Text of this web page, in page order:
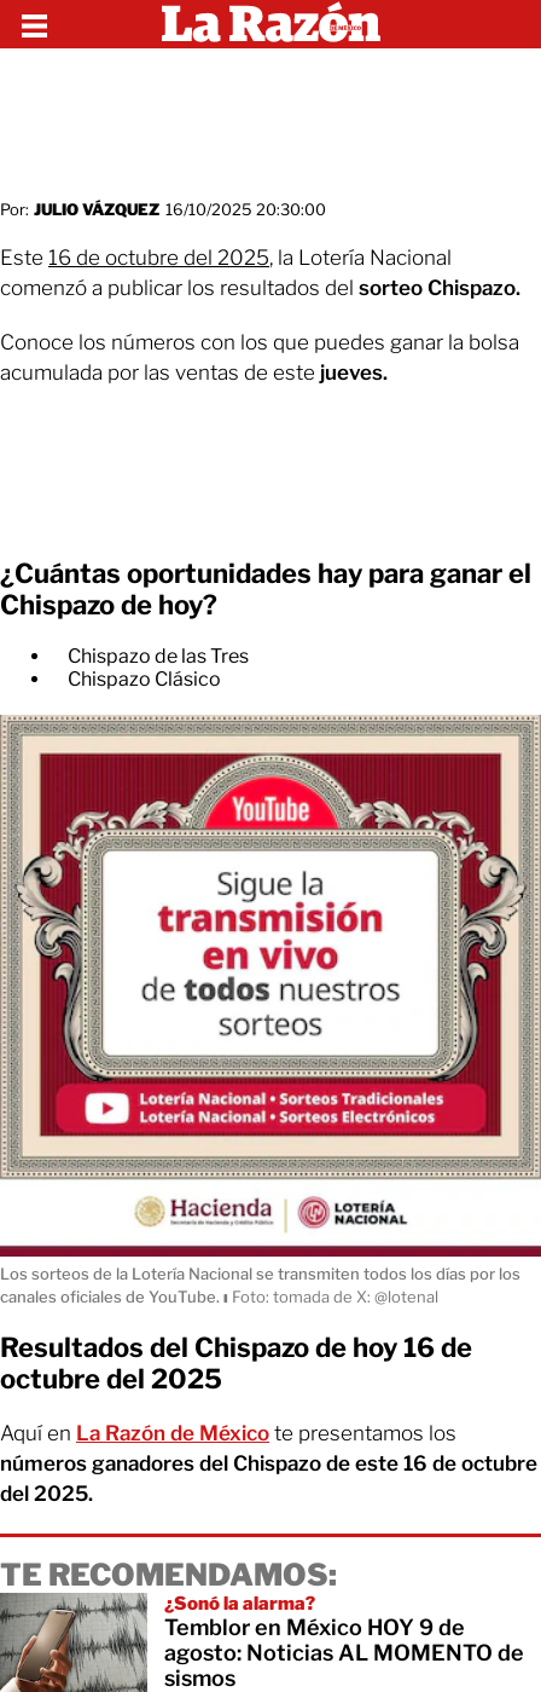
Por: JULIO VÁZQUEZ 16/10/2025 20:30:00
Este 16 de octubre del 2025, la Lotería Nacional
comenzó a publicar los resultados del sorteo Chispazo.
Conoce los números con los que puedes ganar la bolsa
acumulada por las ventas de este jueves.
¿Cuántas oportunidades hay para ganar el
Chispazo de hoy?
Chispazo de las Tres
Chispazo Clásico
Los sorteos de la Lotería Nacional se transmiten todos los días por los
canales oficiales de YouTube. ı Foto: tomada de X: @lotenal
Resultados del Chispazo de hoy 16 de
octubre del 2025
Aquí en La Razón de México te presentamos los
números ganadores del Chispazo de este 16 de octubre
del 2025.
TE RECOMENDAMOS:
¿Sonó la alarma?
Temblor en México HOY 9 de
agosto: Noticias AL MOMENTO de
sismos